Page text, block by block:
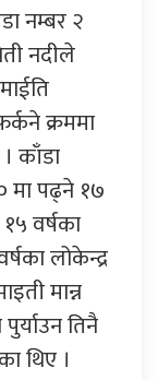
नम्बर २
नदीले
क्रममा
काँडा
मा पढ्ने १७
वर्षका
लोकेन्द्र
मान्न
तिनै
थिए ।